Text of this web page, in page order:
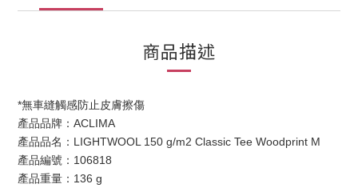
商品描述
*無車縫觸感防止皮膚擦傷
產品品牌：ACLIMA
產品品名：LIGHTWOOL 150 g/m2 Classic Tee Woodprint M
產品編號：106818
產品重量：136 g